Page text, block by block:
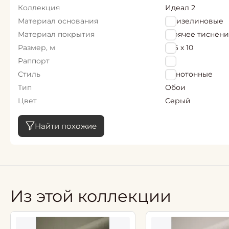
Коллекция
Идеал 2
Материал основания
Флизелиновые
Материал покрытия
Горячее
Размер, м
1,06 х 10
Раппорт
0
Стиль
Однотонные
Тип
Обои
Цвет
Серый
Найти похожие
Из этой коллекции